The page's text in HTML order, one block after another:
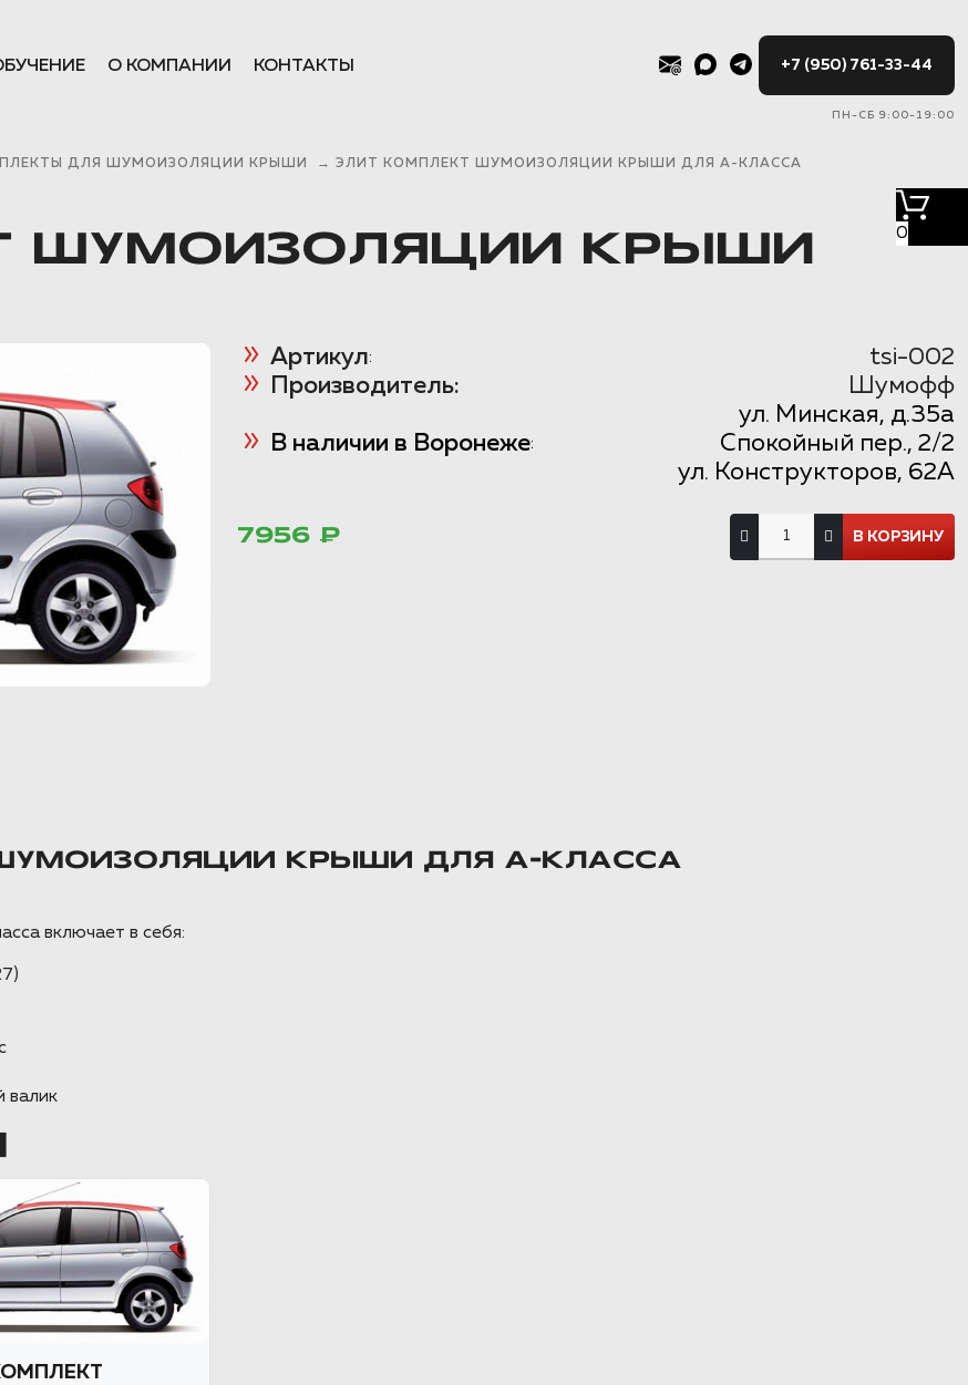
О КОМПАНИИ КОНТАКТЫ +7 (950) 761-33-44
ПН-СБ 9:00-19:00
0
ДЛЯ ШУМОИЗОЛЯЦИИ КРЫШИ → ЭЛИТ КОМПЛЕКТ ШУМОИЗОЛЯЦИИ КРЫШИ ДЛЯ А-КЛАССА
ШУМОИЗОЛЯЦИИ КРЫШИ
Артикул:
tsi-002
Производитель:
Шумофф
В наличии в Воронеже:
ул. Минская, д.35а
Спокойный пер., 2/2
ул. Конструкторов, 62А
7956 ₽
КРЫШИ ДЛЯ А-КЛАССА
включает в себя:
валик